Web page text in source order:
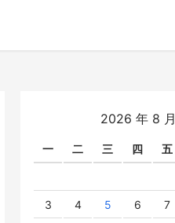
2026 年 8 月
一 二 三 四 五
3 4 5 6 7